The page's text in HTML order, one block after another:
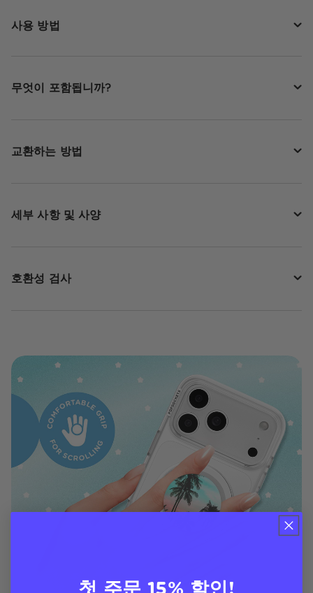
사용 방법
무엇이 포함됩니까?
교환하는 방법
세부 사항 및 사양
호환성 검사
첫 주문 15% 할인!